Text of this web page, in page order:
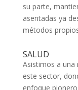
su parte,
asentadas ya
métodos
SALUD
Asistimos a una
este sector,
enfoque